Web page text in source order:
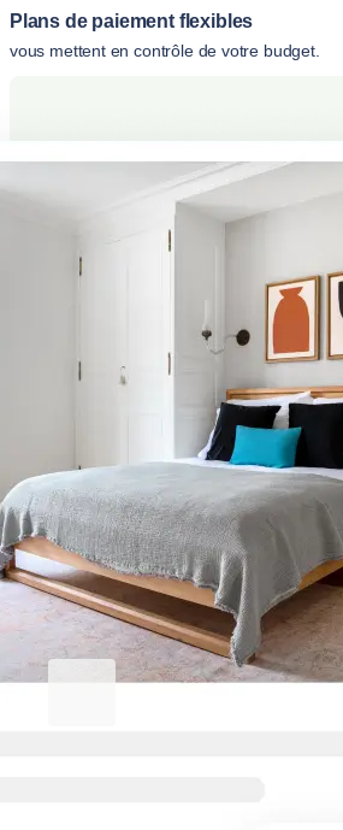
Plans de paiement flexibles
vous mettent en contrôle de votre budget.
Améliorez votre séjour
professionnel.